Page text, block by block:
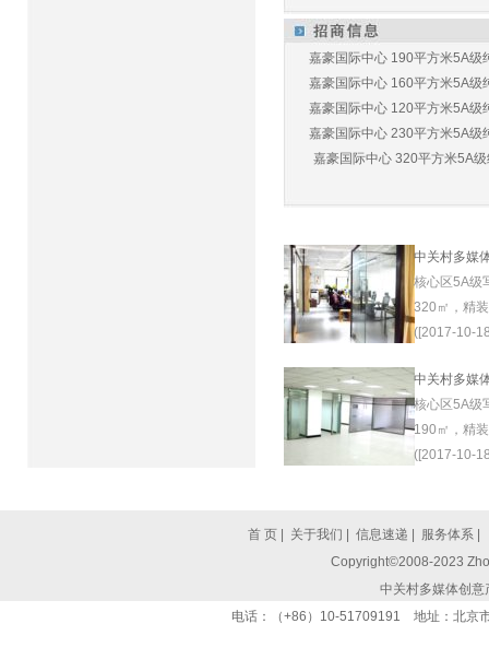
嘉豪国际中心 190平方米5A级
嘉豪国际中心 160平方米5A级
嘉豪国际中心 120平方米5A级
嘉豪国际中心 230平方米5A级
嘉豪国际中心 320平方米5A
中关村多媒
核心区5A级
320㎡，精
([2017-10-
中关村多媒
核心区5A级
190㎡，精
([2017-10-
首 页 关于我们 信息速递 服务体系
Copyright©2008-2023
中关村多媒体创
电话：（+86）10-51709191 地址：北京